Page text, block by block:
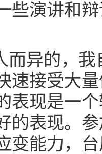
些演讲和
而异的，
速接受大
表现是一
的表现。
变能力，